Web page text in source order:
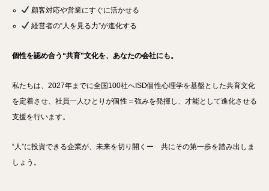
顧客対応や営業にすぐに活かせる
経営者の“人を見る力”が進化する
個性を認め合う“共育”文化を、あなたの会社にも。
私たちは、2027年までに全国100社へISD個性心理学を基盤とした共育文化
を定着させ、社員一人ひとりが個性＝強みを発揮し、才能として進化させる
支援を行います。
“人”に投資できる企業が、未来を切り開くー 共にその第一歩を踏み出しま
しょう。